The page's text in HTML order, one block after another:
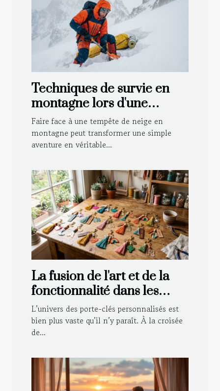
Techniques de survie en
montagne lors d'une
tempête de neige
Faire face à une tempête de neige en
montagne peut transformer une simple
aventure en véritable...
La fusion de l'art et de la
fonctionnalité dans les
porte-clés personnalisés
L’univers des porte-clés personnalisés est
bien plus vaste qu’il n’y paraît. À la croisée
de...